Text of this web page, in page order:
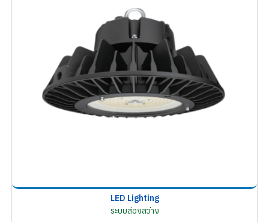
LED Lighting
ระบบส่องสว่าง